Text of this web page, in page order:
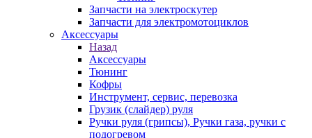
Запчасти на электроскутер
Запчасти для электромотоциклов
Аксессуары
Назад
Аксессуары
Тюнинг
Кофры
Инструмент, сервис, перевозка
Грузик (слайдер) руля
Ручки руля (грипсы), Ручки газа, ручки с
подогревом